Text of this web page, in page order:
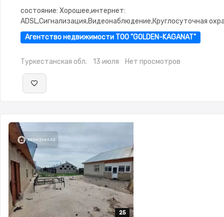
состояние: Хорошее,интернет:
ADSL,Сигнализация,Видеонаблюдение,Круглосуточная
сигнализация
Агентство недвижимости ТОО "GOLDEN-KAGANAT"
Туркестанская обл. 13 июля Нет просмотров
25
25
25
25
25